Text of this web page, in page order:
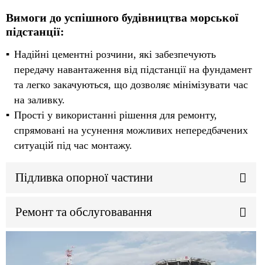
Вимоги до успішного будівництва морської
підстанції:
Надійні цементні розчини, які забезпечують
передачу навантаження від підстанції на фундамент
та легко закачуються, що дозволяє мінімізувати час
на заливку.
Прості у використанні рішення для ремонту,
спрямовані на усунення можливих непередбачених
ситуацій під час монтажу.
Підливка опорної частини
Ремонт та обслуговавання